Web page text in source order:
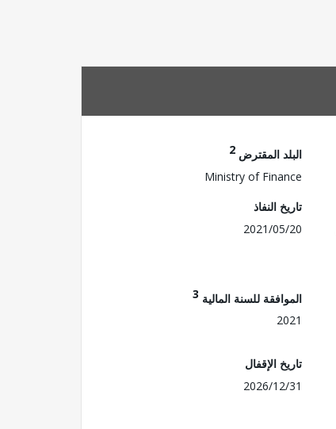
البلد المقترض 2
Ministry of Finance
تاريخ النفاذ
2021/05/20
الموافقة للسنة المالية 3
2021
تاريخ الإقفال
2026/12/31